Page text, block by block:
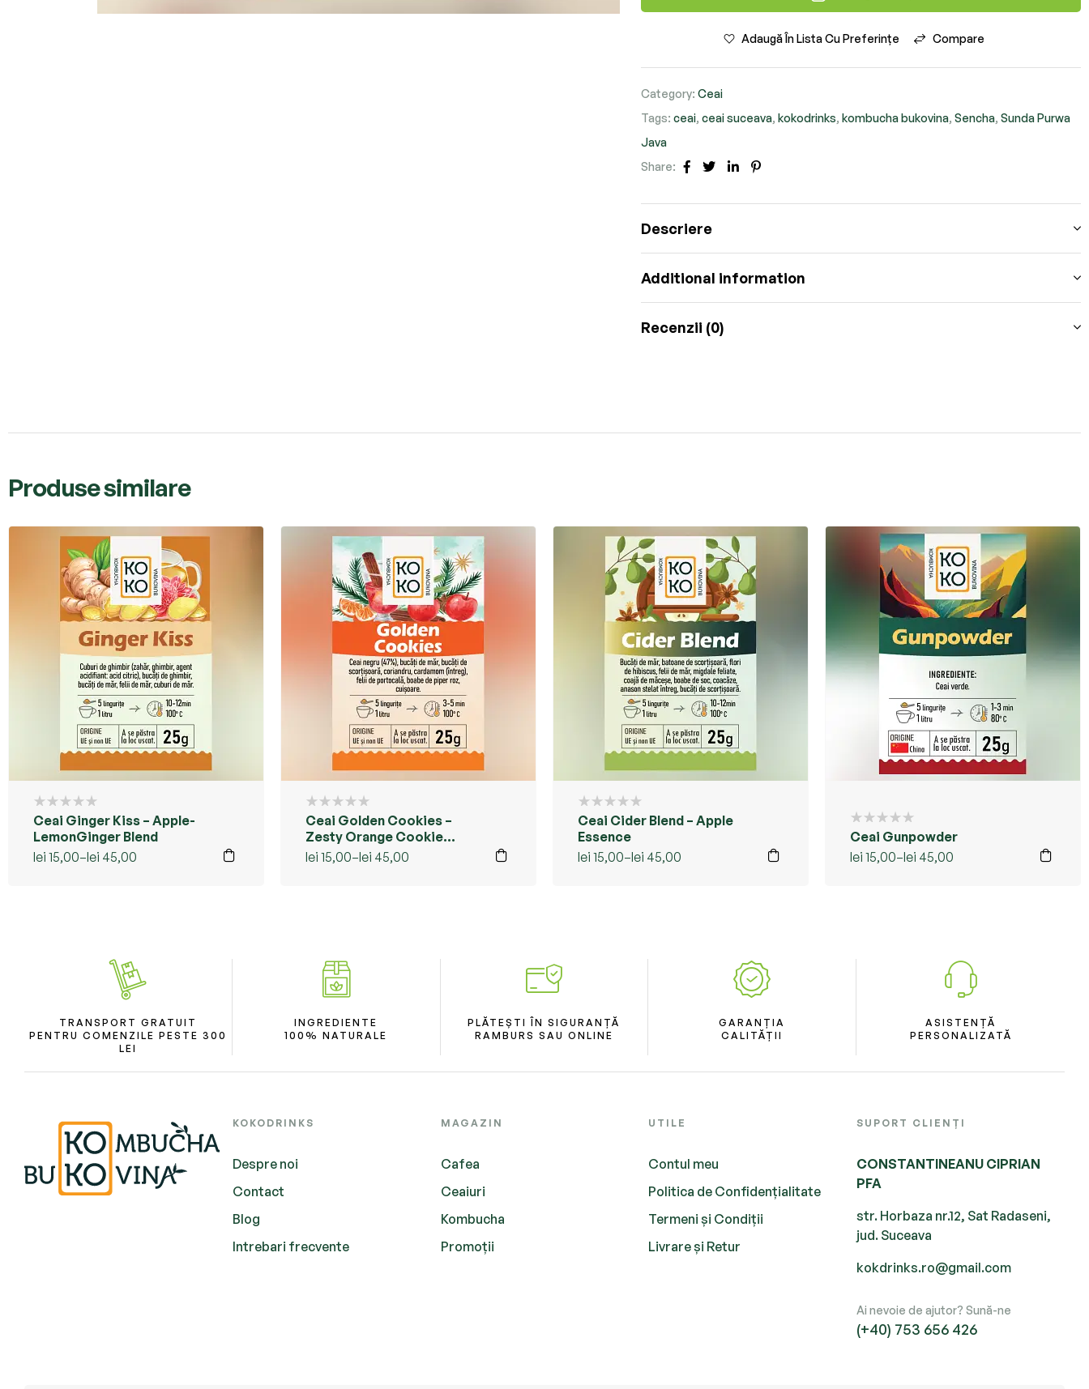
Adaugă În Lista Cu Preferințe Compare
Category:Ceai
Tags:ceai,ceai suceava,kokodrinks,kombucha bukovina,Sencha,Sunda Purwa
Java
Share:
Facebook
TwitterLinkedin
Descriere
Additional information
Recenzii (0)
Produse similare
Ceai Ginger Kiss – Apple-
LemonGinger Blend
lei 15,00–lei 45,00
Ceai Golden Cookies –
Zesty Orange Cookie
Taste
lei 15,00–lei 45,00
Ceai Cider Blend – Apple
Essence
lei 15,00–lei 45,00
Ceai Gunpowder
lei 15,00–lei 45,00
TRANSPORT GRATUIT
PENTRU COMENZILE PESTE 300
LEI
INGREDIENTE
100% NATURALE
PLĂTEȘTI ÎN SIGURANȚĂ
RAMBURS SAU ONLINE
GARANȚIA
CALITĂȚII
ASISTENȚĂ
PERSONALIZATĂ
KOKODRINKS
Despre noi
Contact
Blog
Intrebari frecvente
MAGAZIN
Cafea
Ceaiuri
Kombucha
Promoții
UTILE
Contul meu
Politica de Confidențialitate
Termeni și Condiții
Livrare și Retur
SUPORT CLIENȚI
CONSTANTINEANU CIPRIAN
PFA
str. Horbaza nr.12, Sat Radaseni,
jud. Suceava
kokdrinks.ro@gmail.com
Ai nevoie de ajutor? Sună-ne
(+40) 753 656 426